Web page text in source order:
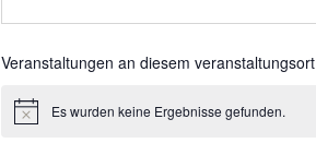
Veranstaltungen an diesem veranstaltungsort
HinweisEs wurden keine Ergebnisse gefunden.